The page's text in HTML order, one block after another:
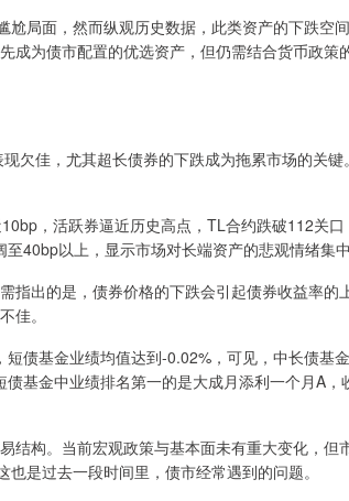
局面，然而纵观历史数据，此类资产的下跌空
成为债市配置的优选资产，但仍需结合货币政策
佳，尤其超长债券的下跌成为拖累市场的关键
，活跃券逼近历史高点，TL合约跌破112关口
40bp以上，显示市场对长端资产的悲观情绪集中
出的是，债券价格的下跌会引起债券收益率的
佳。
基金业绩均值达到-0.02%，可见，中长债基
基金中业绩排名第一的是大成月添利一个月A，
构。当前宏观政策与基本面未有重大变化，但
是过去一段时间里，债市经常遇到的问题。